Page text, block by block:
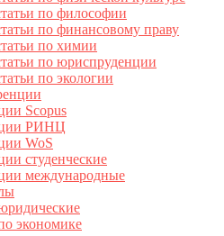
по философии
по финансовому праву
по химии
по юриспруденции
по экологии
Scopus
РИНЦ
WoS
студенческие
международные
экономике